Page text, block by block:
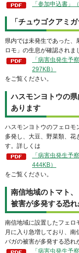
「参加申込書」
「チュウゴクアミ
県内では未発生であった
ロモ」の生息が確認されま
「病害虫発生予
297KB）
をご覧ください。
ハスモンヨトウの
あります
ハスモンヨトウのフェロモ
多発し、大豆、野菜類、花
す。詳しくは
「病害虫発生予
444KB）
をご覧ください。
南信地域のトマト
被害が多発する恐
南信地域に設置したフェロ
月に入り急増しており、
バガの被害が多発する恐れ
「病害虫発生予